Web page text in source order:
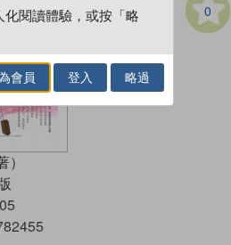
0
化閱讀體驗，或按「略
會員 登入 略過